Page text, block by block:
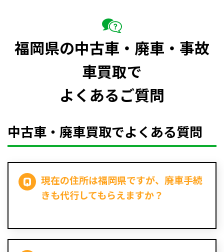
福岡県の中古車・廃車・事故
車買取で
よくあるご質問
中古車・廃車買取でよくある質問
現在の住所は福岡県ですが、廃車手続
きも代行してもらえますか？